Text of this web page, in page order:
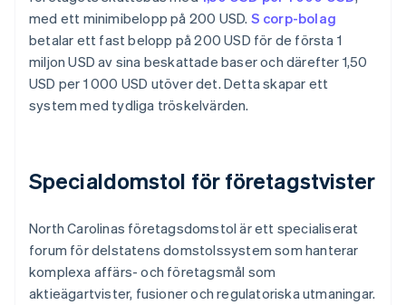
med ett minimibelopp på 200 USD. S corp-bolag
betalar ett fast belopp på 200 USD för de första 1
miljon USD av sina beskattade baser och därefter 1,50
USD per 1 000 USD utöver det. Detta skapar ett
system med tydliga tröskelvärden.
Specialdomstol för företagstvister
North Carolinas företagsdomstol är ett specialiserat
forum för delstatens domstolssystem som hanterar
komplexa affärs- och företagsmål som
aktieägartvister, fusioner och regulatoriska utmaningar.